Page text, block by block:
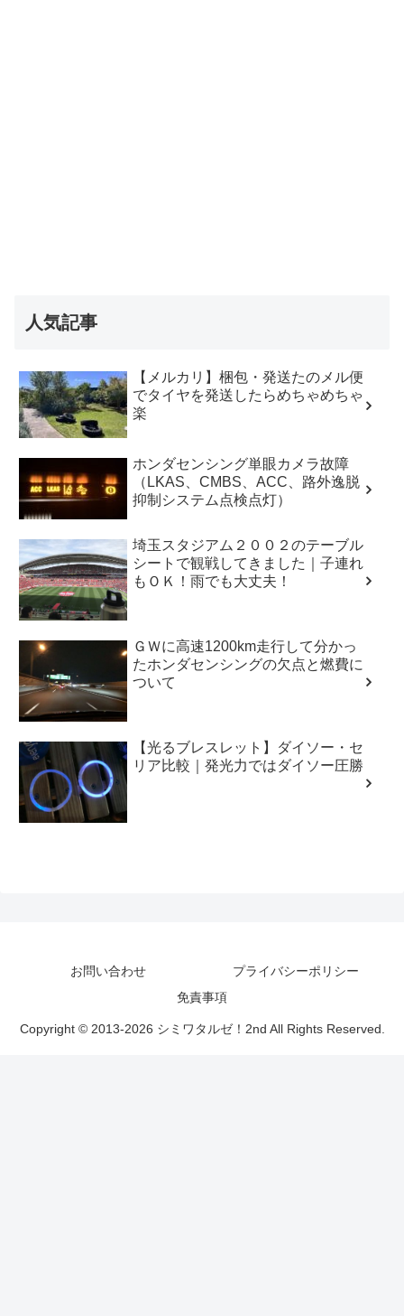
人気記事
【メルカリ】梱包・発送たのメル便
でタイヤを発送したらめちゃめちゃ
楽
ホンダセンシング単眼カメラ故障
（LKAS、CMBS、ACC、路外逸脱
抑制システム点検点灯）
埼玉スタジアム２００２のテーブル
シートで観戦してきました｜子連れ
もＯＫ！雨でも大丈夫！
ＧＷに高速1200km走行して分かっ
たホンダセンシングの欠点と燃費に
ついて
【光るブレスレット】ダイソー・セ
リア比較｜発光力ではダイソー圧勝
お問い合わせ
プライバシーポリシー
免責事項
Copyright © 2013-2026 シミワタルゼ！2nd All Rights Reserved.